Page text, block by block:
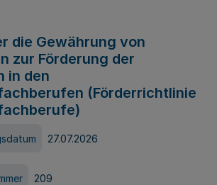
die Gewährung von
zur Förderung der
in den
(Förderrichtlinie
27.07.2026
209